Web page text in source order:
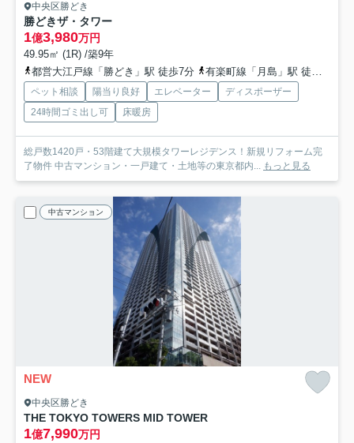
中央区勝どき
勝どきザ・タワー
1億3,980万円
49.95㎡ (1R) /築9年
都営大江戸線「勝どき」駅 徒歩7分
有楽町線「月島」駅 徒歩14分
ペット相談 陽当り良好 エレベーター
ディスポーザー
24時間ゴミ出し可
床暖房
総戸数1420戸・53階建て大規模タワーレジデンス！新規リフォーム完
了物件 中古マンション・一戸建て・土地等の東京都内... もっと見る
中古マンション
NEW
中央区勝どき
THE TOKYO TOWERS MID TOWER
1億7,990万円